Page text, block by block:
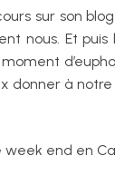
sur son
nous. Et
donner à
end en